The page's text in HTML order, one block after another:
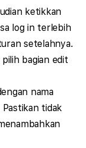
ketikkan
log in terlebih
setelahnya.
bagian edit
nama
tidak